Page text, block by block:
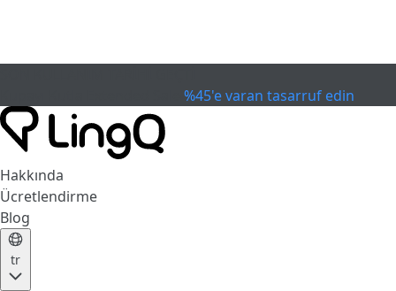
%45'e varan tasarruf edin
Hakkında
Ücretlendirme
Blog
tr